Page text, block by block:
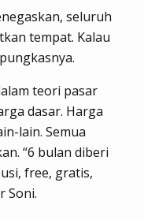
seluruh
tempat. Kalau
teori pasar
dasar. Harga
lain. Semua
“6 bulan diberi
free, gratis,
Soni.